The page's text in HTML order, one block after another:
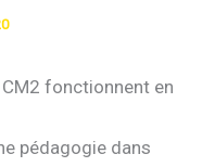
fonctionnent en
pédagogie dans